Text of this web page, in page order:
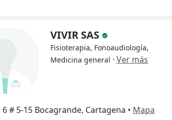
VIVIR SAS
Fisioterapia, Fonoaudiología,
Medicina general · Ver más
6 # 5-15 Bocagrande, Cartagena • Mapa